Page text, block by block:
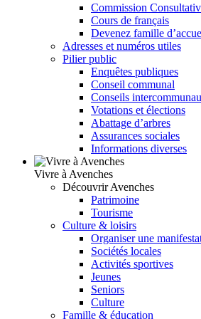
Commission
Cours de français
Devenez famille
Adresses et numéros utiles
Pilier public
Enquêtes publiques
Conseil communal
Conseils
Votations et élections
Abattage d’arbres
Assurances sociales
Informations diverses
Vivre à Avenches
Découvrir Avenches
Patrimoine
Tourisme
Culture & loisirs
Organiser une
Sociétés locales
Activités sportives
Jeunes
Seniors
Culture
Famille & éducation